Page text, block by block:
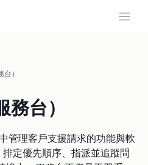
）
台）
管理客戶支援請求的功能與軟
定優先順序、指派並追蹤問